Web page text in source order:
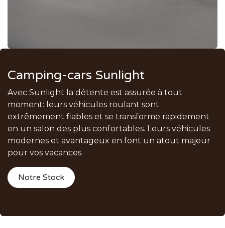
Camping-cars Sunlight
Avec Sunlight la détente est assurée à tout
moment: leurs véhicules roulant sont
extrêmement fiables et se transforme rapidement
en un salon des plus confortables. Leurs véhicules
modernes et avantageux en font un atout majeur
pour vos vacances.
Notre Stock